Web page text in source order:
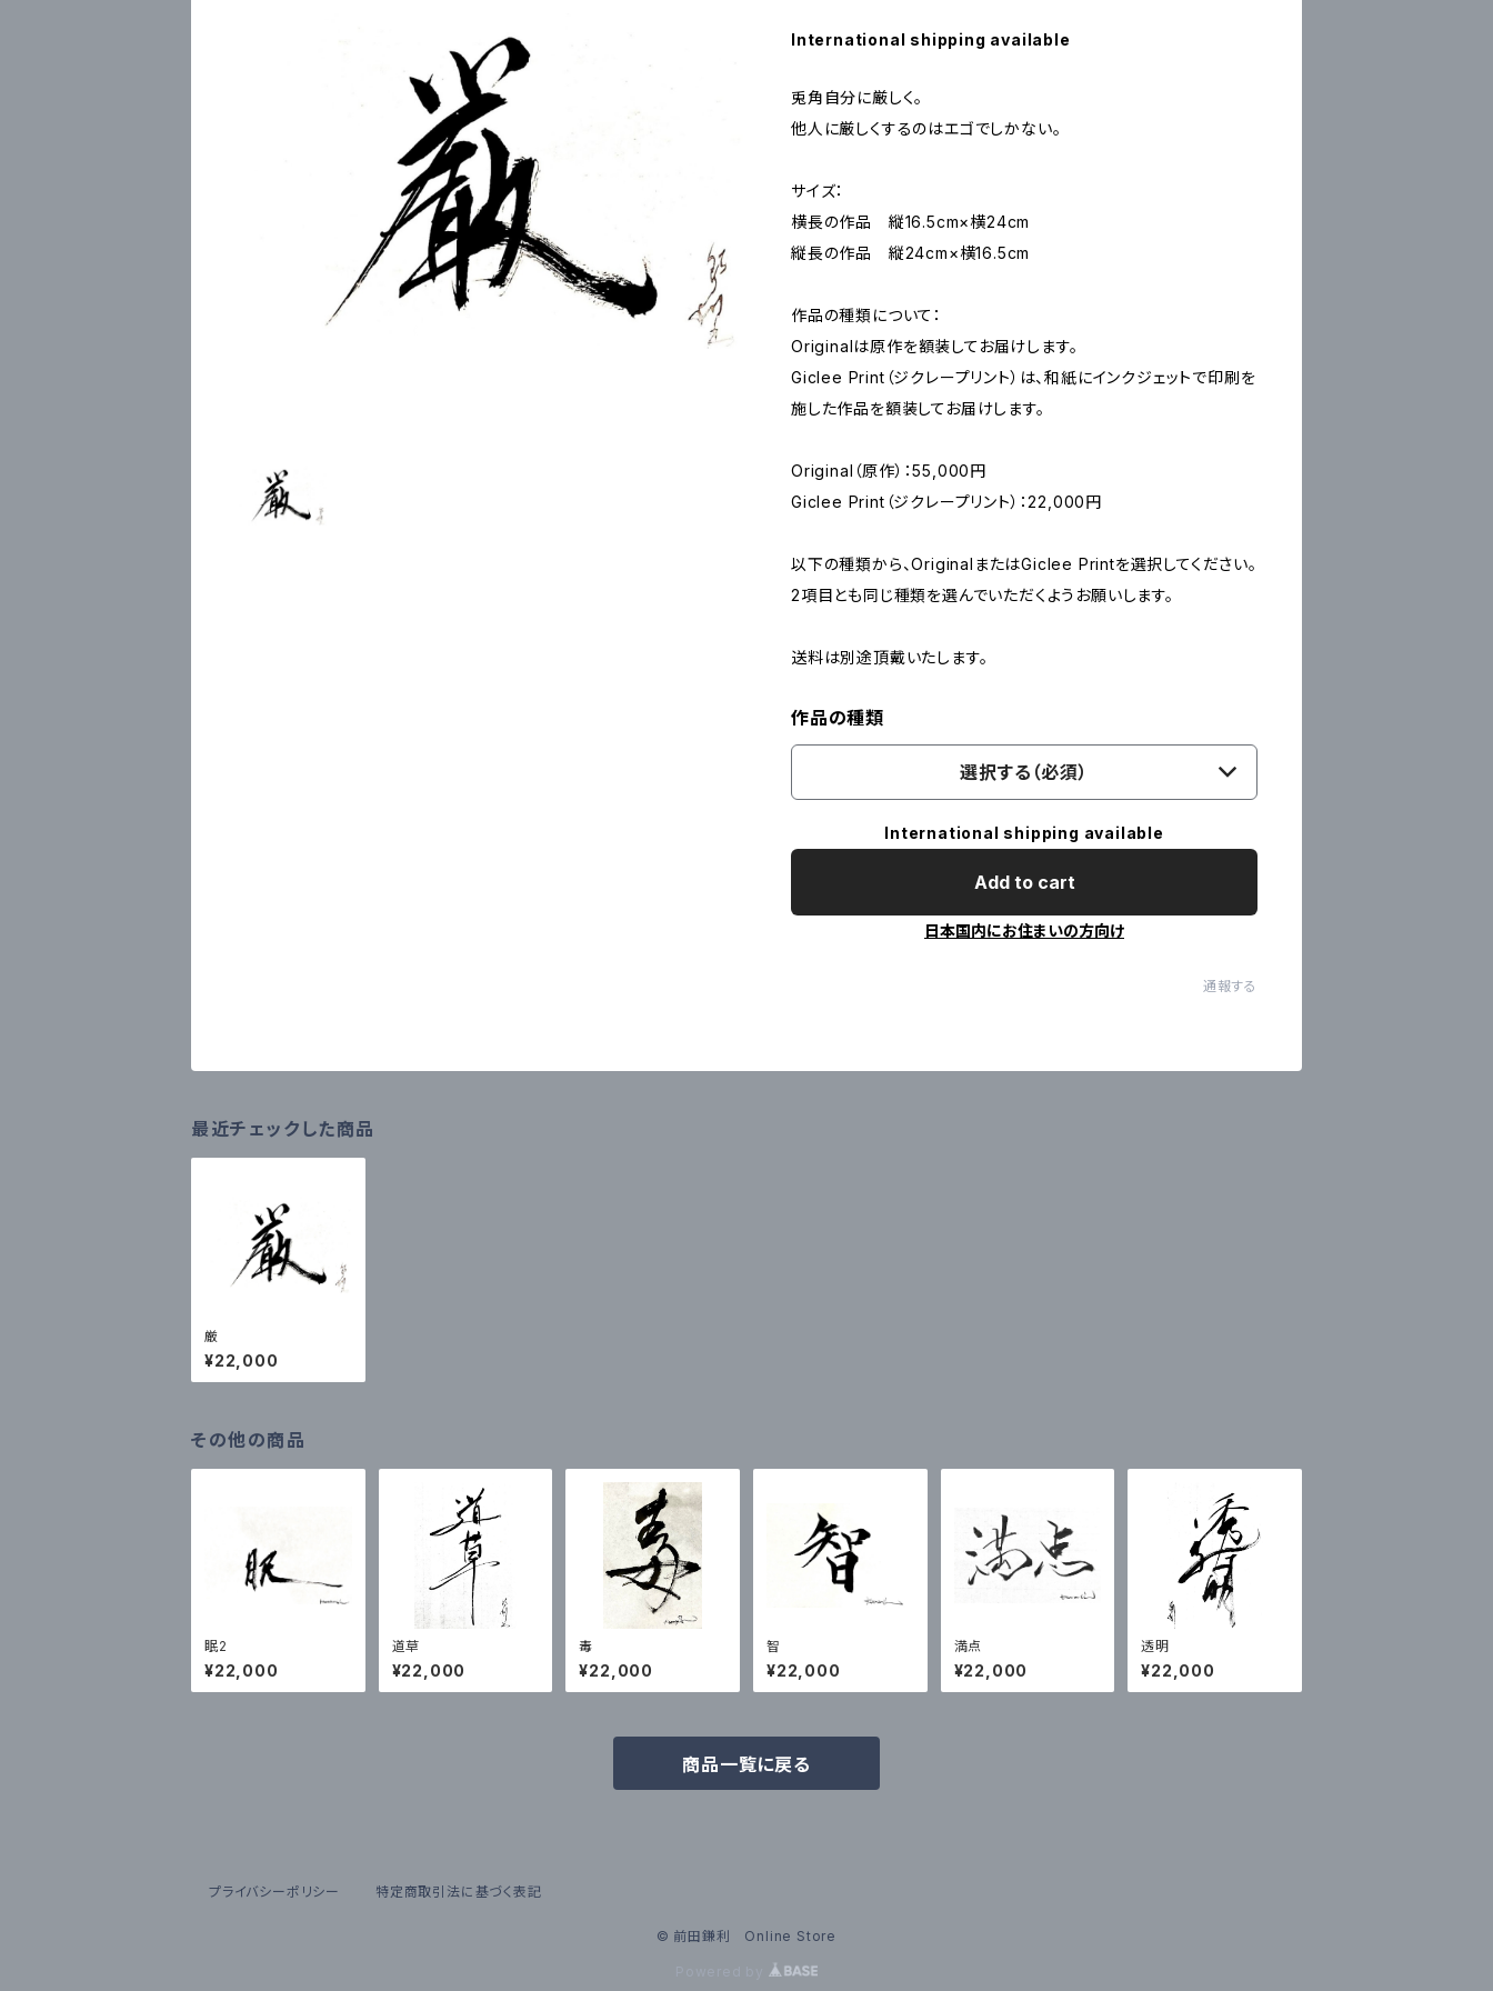
International shipping available
兎角自分に厳しく。
他人に厳しくするのはエゴでしかない。
サイズ：
横長の作品 縦16.5cm×横24cm
縦長の作品 縦24cm×横16.5cm
作品の種類について：
Originalは原作を額装してお届けします。
Giclee Print（ジクレープリント）は、和紙にインクジェットで印刷を
施した作品を額装してお届けします。
Original（原作）：55,000円
Giclee Print（ジクレープリント）：22,000円
以下の種類から、OriginalまたはGiclee Printを選択してください。
2項目とも同じ種類を選んでいただくようお願いします。
送料は別途頂戴いたします。
作品の種類
選択する（必須）
International shipping available
Add to cart
日本国内にお住まいの方向け
通報する
最近チェックした商品
厳
¥22,000
その他の商品
眠2
¥22,000
道草
¥22,000
毒
¥22,000
智
¥22,000
満点
¥22,000
透明
¥22,000
商品一覧に戻る
プライバシーポリシー 特定商取引法に基づく表記
© 前田鎌利 Online Store